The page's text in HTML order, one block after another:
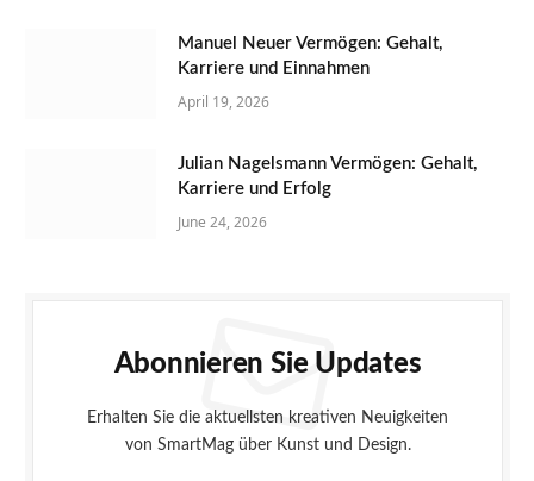
Manuel Neuer Vermögen: Gehalt,
Karriere und Einnahmen
April 19, 2026
Julian Nagelsmann Vermögen: Gehalt,
Karriere und Erfolg
June 24, 2026
Abonnieren Sie Updates
Erhalten Sie die aktuellsten kreativen Neuigkeiten
von SmartMag über Kunst und Design.